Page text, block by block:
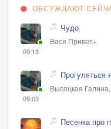
ОБСУЖДАЮТ
09:13
Чудо
Вася Привет+
09:03
Прогуляться
Высоцкая
Песенка про